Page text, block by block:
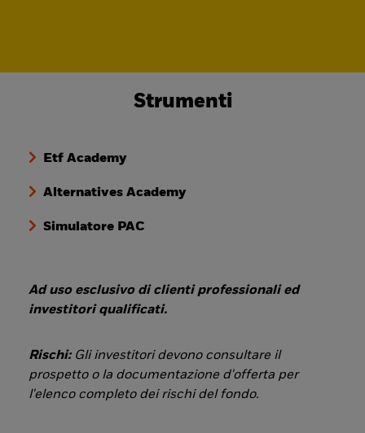
Strumenti
Etf Academy
Alternatives Academy
Simulatore PAC
Ad uso esclusivo di clienti professionali ed
investitori qualificati.
Rischi: Gli investitori devono consultare il
prospetto o la documentazione d'offerta per
l'elenco completo dei rischi del fondo.